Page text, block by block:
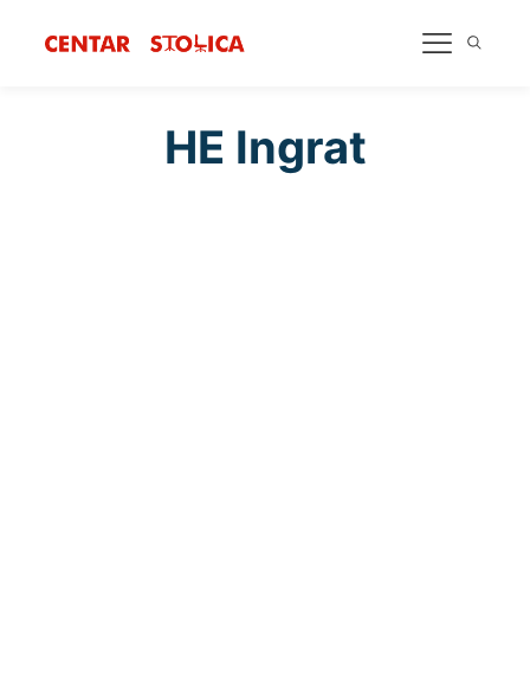
HE Ingrat